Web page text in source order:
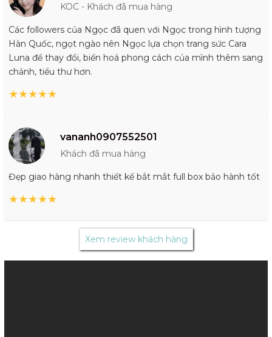
KOC - Khách đã mua hàng
Các followers của Ngọc đã quen với Ngọc trong hình tượng
Hàn Quốc, ngọt ngào nên Ngọc lựa chọn trang sức Cara
Luna để thay đổi, biến hoá phong cách của mình thêm sang
chảnh, tiểu thư hơn.
★★★★★
vananh0907552501
Khách đã mua hàng
Đẹp giao hàng nhanh thiết kế bắt mắt full box bảo hành tốt
★★★★★
Xem review khách hàng